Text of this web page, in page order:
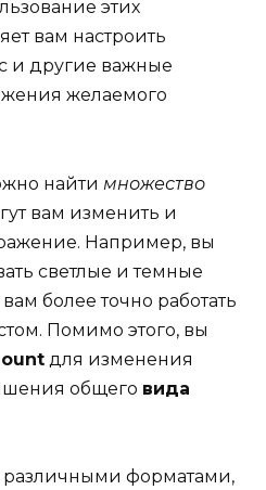
этих
вам настроить
и другие важные
желаемого
найти множество
вам изменить и
Например, вы
светлые и темные
более точно работать
Помимо этого, вы
для изменения
общего вида
различными форматами,